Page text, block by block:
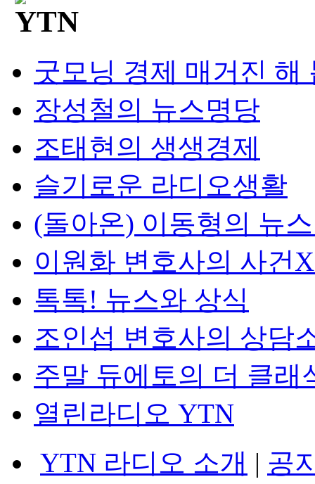
굿모닝 경제 매거진 해
장성철의 뉴스명당
조태현의 생생경제
슬기로운 라디오생활
(돌아온) 이동형의 뉴
이원화 변호사의 사건
톡톡! 뉴스와 상식
조인섭 변호사의 상담
주말 듀에토의 더 클래
열린라디오 YTN
YTN 라디오 소개 | 공